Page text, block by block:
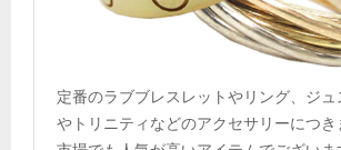
定番のラブブレスレットやリング、ジ
やトリニティなどのアクセサリーにつ